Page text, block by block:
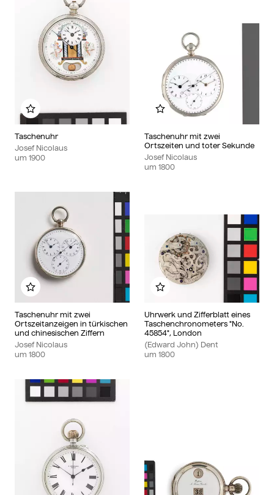
Taschenuhr
Josef Nicolaus
um 1900
Zu meinem Album hinzufügen
Taschenuhr mit zwei
Ortszeiten und toter Sekunde
Josef Nicolaus
um 1800
Zu meinem Album
Taschenuhr mit zwei
Ortszeitanzeigen in türkischen
und chinesischen Ziffern
Josef Nicolaus
um 1800
Zu meinem Album hinzufügen
Uhrwerk und Zifferblatt eines
Taschenchronometers "No.
45854", London
(Edward John) Dent
um 1800
Zu meinem Album